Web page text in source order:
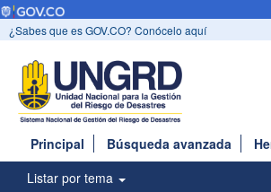
¿Sabes que es GOV.CO? Conócelo aquí
Principal Búsqueda avanzada
Listar por tema